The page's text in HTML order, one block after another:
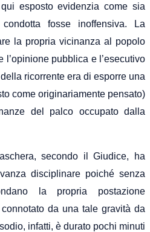
esposto evidenzia come sia
fosse inoffensiva. La
la propria vicinanza al popolo
pubblica e l’esecutivo
ricorrente era di esporre una
come originariamente pensato)
del palco occupato dalla
secondo il Giudice, ha
disciplinare poiché senza
la propria postazione
da una tale gravità da
infatti, è durato pochi minuti